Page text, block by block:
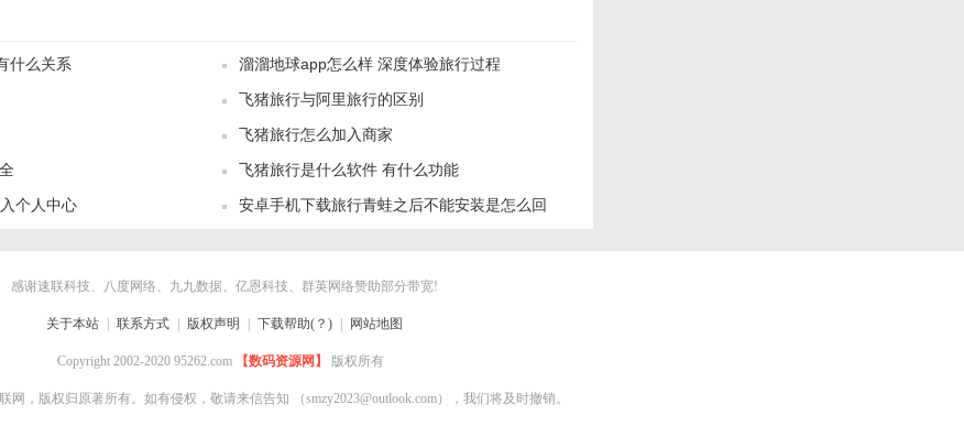
什么关系
溜溜地球app怎么样 深度体验旅行过程
飞猪旅行与阿里旅行的区别
飞猪旅行怎么加入商家
飞猪旅行是什么软件 有什么功能
个人中心
安卓手机下载旅行青蛙之后不能安装是怎么回
事？
感谢速联科技、八度网络、九九数据、亿恩科技、群英网络赞助部分带宽!
关于本站 联系方式 版权声明 下载帮助(？) 网站地图
Copyright 2002-2020 95262.com 【数码资源网】 版权所有
网，版权归原著所有。如有侵权，敬请来信告知 （smzy2023@outlook.com），我们将及时撤销。